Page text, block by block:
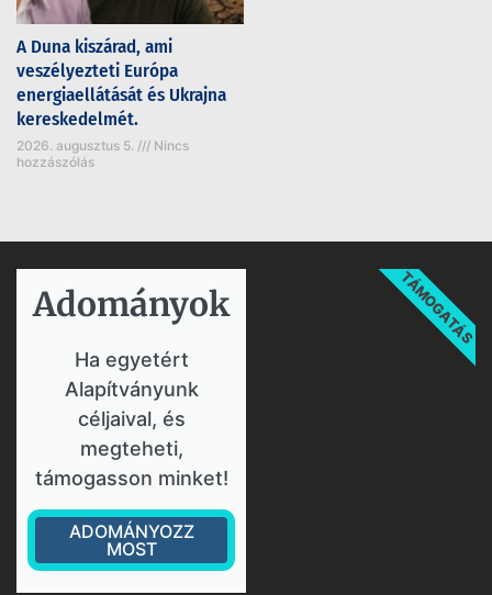
A Duna kiszárad, ami
veszélyezteti Európa
energiaellátását és Ukrajna
kereskedelmét.
2026. augusztus 5.
Nincs
hozzászólás
Adományok​
Ha egyetért
Alapítványunk
céljaival, és
megteheti,
támogasson minket!
ADOMÁNYOZZ
MOST
TÁMOGATÁS